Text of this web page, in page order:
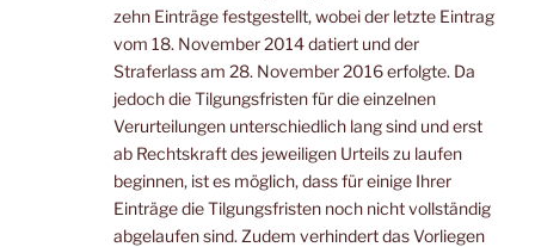
zehn Einträge festgestellt, wobei der letzte Eintrag
vom 18. November 2014 datiert und der
Straferlass am 28. November 2016 erfolgte. Da
jedoch die Tilgungsfristen für die einzelnen
Verurteilungen unterschiedlich lang sind und erst
ab Rechtskraft des jeweiligen Urteils zu laufen
beginnen, ist es möglich, dass für einige Ihrer
Einträge die Tilgungsfristen noch nicht vollständig
abgelaufen sind. Zudem verhindert das Vorliegen